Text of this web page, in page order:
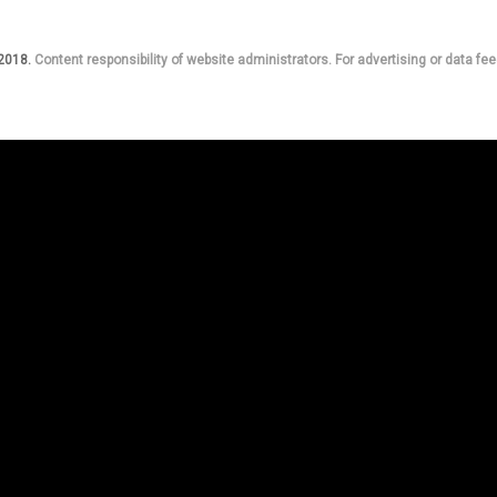
Content responsibility of website administrators. For advertising or data